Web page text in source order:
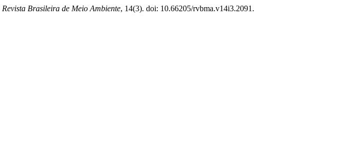
Revista Brasileira de Meio Ambiente, 14(3). doi: 10.66205/rvbma.v14i3.2091.